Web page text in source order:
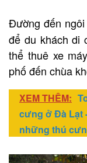
Đường đến ngôi
để du khách di
thể thuê xe
phố đến chùa
XEM THÊM:
cưng ở Đà Lạt
những thú